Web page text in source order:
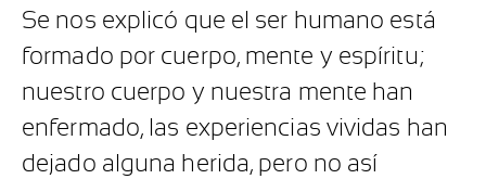
Se nos explicó que el ser humano está
formado por cuerpo, mente y espíritu;
nuestro cuerpo y nuestra mente han
enfermado, las experiencias vividas han
dejado alguna herida, pero no así